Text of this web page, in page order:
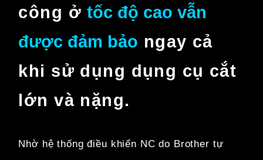
công ởtốc độ caovẫn
được đảm bảo ngay cả
khi sử dụng dụng cụ cắt
lớn và nặng.
Nhờ hệ thống điều khiển NC do Brother tự